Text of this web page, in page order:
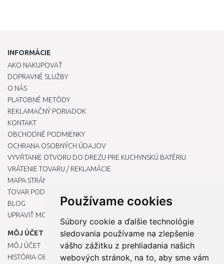
Používame cookies
Súbory cookie a ďalšie technológie
sledovania používame na zlepšenie
vášho zážitku z prehliadania našich
webových stránok, na to, aby sme vám
INFORMÁCIE
AKO NAKUPOVAŤ
DOPRAVNÉ SLUŽBY
O NÁS
PLATOBNÉ METÓDY
REKLAMAČNÝ PORIADOK
KONTAKT
OBCHODNÉ PODMIENKY
OCHRANA OSOBNÝCH ÚDAJOV
VYVŔTANIE OTVORU DO DREZU PRE KUCHYNSKÚ BATÉRIU
VRÁTENIE TOVARU / REKLAMÁCIE
MAPA STRÁNOK
TOVAR PODĽA ZNAČIEK
BLOG
UPRAVIŤ MOJE PREDVOĽBY COOKIES
MÔJ ÚČET
MÔJ ÚČET
HISTÓRIA OBJEDNÁVOK